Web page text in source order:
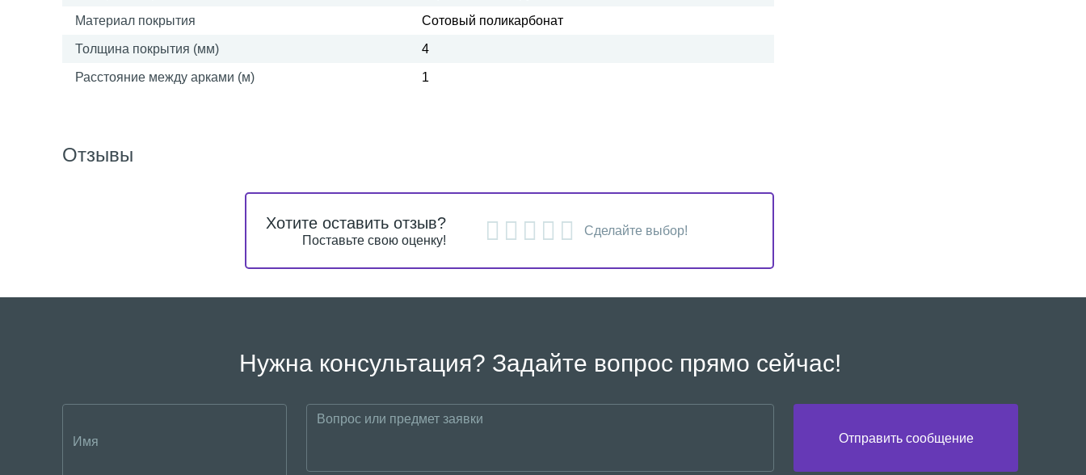
Материал покрытия Сотовый поликарбонат
Толщина покрытия (мм) 4
Расстояние между арками (м) 1
Отзывы
Хотите оставить отзыв?
Поставьте свою оценку!
Сделайте выбор!
Нужна консультация? Задайте вопрос прямо сейчас!
Отправить сообщение